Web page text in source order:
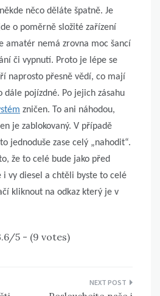
něco děláte špatně. Je
o poměrně složité zařízení
amatér nemá zrovna moc šancí
či vypnutí. Proto je lépe se
naprosto přesně vědí, co mají
dále pojízdné. Po jejich zásahu
zničen. To ani náhodou,
je zablokovaný. V případě
jednoduše zase celý „nahodit“.
že to celé bude jako před
i vy diesel a chtěli byste to celé
kliknout na odkaz který je v
5 - (9 votes)